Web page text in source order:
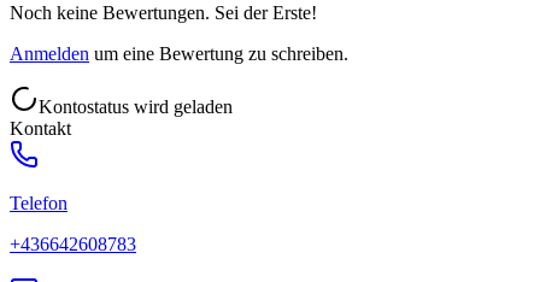
Noch keine Bewertungen. Sei der Erste!
Anmelden um eine Bewertung zu schreiben.
Kontostatus wird geladen
Kontakt
Telefon
+436642608783